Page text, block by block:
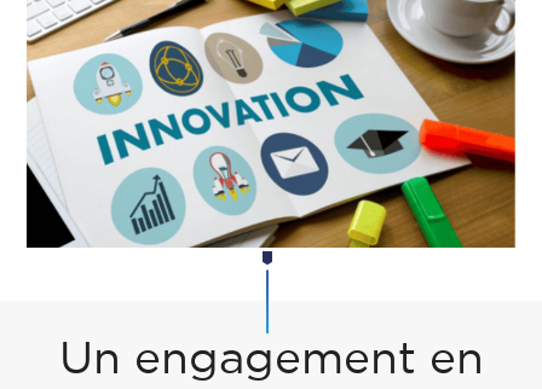
Un engagement en